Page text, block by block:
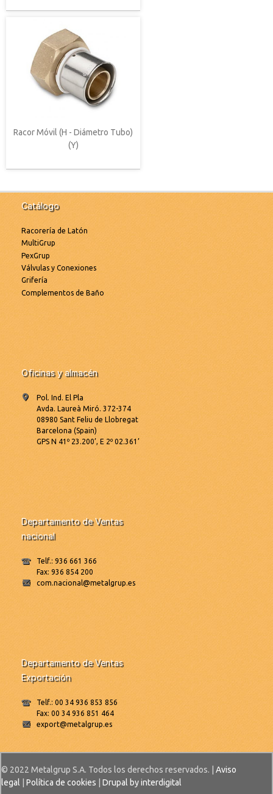
Racor Móvil (H - Diámetro Tubo)
(Y)
Catálogo
Racorería de Latón
MultiGrup
PexGrup
Válvulas y Conexiones
Grifería
Complementos de Baño
Oficinas y almacén
Pol. Ind. El Pla
Avda. Laureà Miró. 372-374
08980 Sant Feliu de Llobregat
Barcelona (Spain)
GPS N 41º 23.200’, E 2º 02.361’
Departamento de Ventas
nacional
Telf.: 936 661 366
Fax: 936 854 200
com.nacional@metalgrup.es
Departamento de Ventas
Exportación
Telf.: 00 34 936 853 856
Fax: 00 34 936 851 464
export@metalgrup.es
© 2022 Metalgrup S.A. Todos los derechos reservados. | Aviso
legal
Política de cookies Drupal by interdigital